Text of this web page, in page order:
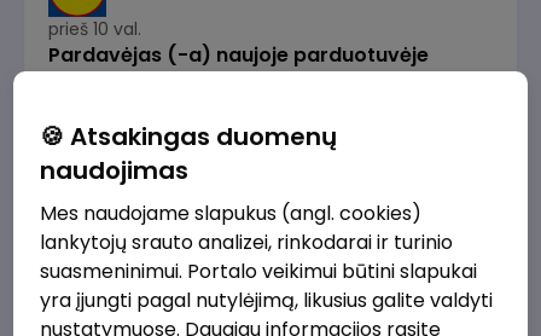
prieš 10 val.
Pardavėjas (-a) naujoje parduotuvėje
1715 - 2170 €/mėn.
prieš 10 val.
🍪 Atsakingas duomenų
naudojimas
Mes naudojame slapukus (angl. cookies)
lankytojų srauto analizei, rinkodarai ir turinio
suasmeninimui. Portalo veikimui būtini slapukai
yra įjungti pagal nutylėjimą, likusius galite valdyti
nustatymuose. Daugiau informacijos rasite